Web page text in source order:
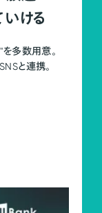
ける
多数用意。
と連携。